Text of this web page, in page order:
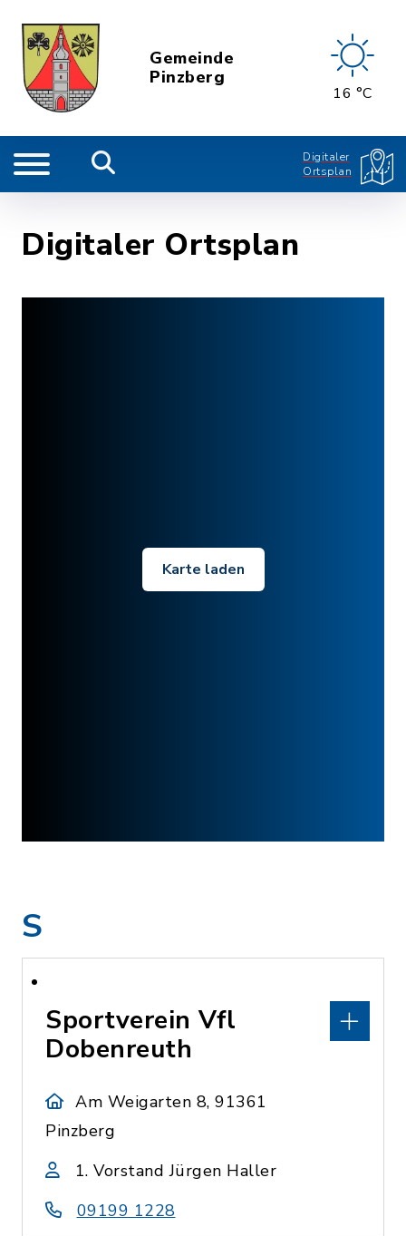
Gemeinde
Pinzberg
16 °C
Digitaler
Ortsplan
Digitaler Ortsplan
Karte laden
S
Sportverein Vfl
Dobenreuth
Am Weigarten 8, 91361
Pinzberg
1. Vorstand Jürgen Haller
09199 1228